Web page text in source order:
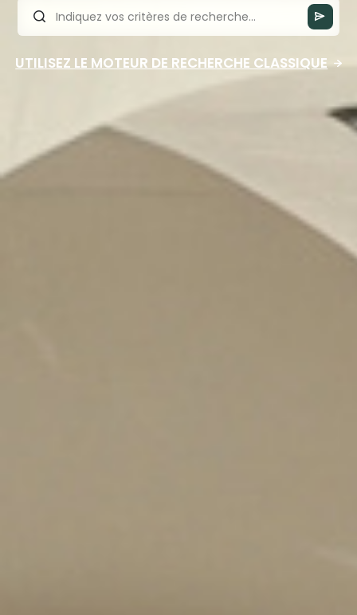
UTILISEZ LE MOTEUR DE RECHERCHE CLASSIQUE